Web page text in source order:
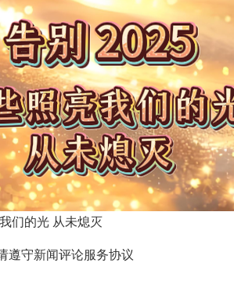
们的光 从未熄灭
遵守新闻评论服务协议